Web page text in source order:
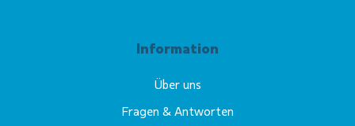
Information
Über uns
Fragen & Antworten